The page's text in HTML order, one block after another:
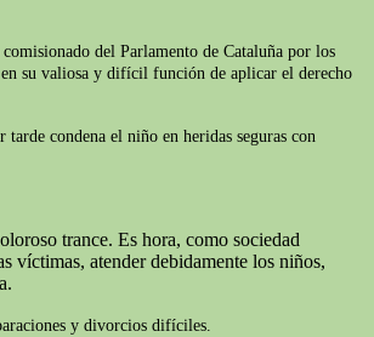
del Parlamento de Cataluña por los
en su valiosa y difícil función de aplicar el derecho
condena el niño en heridas seguras con
trance. Es hora, como sociedad
víctimas, atender debidamente los niños,
y divorcios difíciles.